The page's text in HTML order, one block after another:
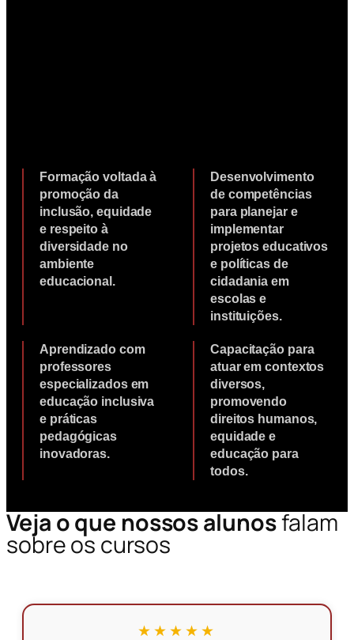
Formação voltada à
promoção da
inclusão, equidade
e respeito à
diversidade no
ambiente
educacional.
Desenvolvimento
de competências
para planejar e
implementar
projetos educativos
e políticas de
cidadania em
escolas e
instituições.
Aprendizado com
professores
especializados em
educação inclusiva
e práticas
pedagógicas
inovadoras.
Capacitação para
atuar em contextos
diversos,
promovendo
direitos humanos,
equidade e
educação para
todos.
Veja o que nossos alunosfalam
sobre os cursos
★★★★★